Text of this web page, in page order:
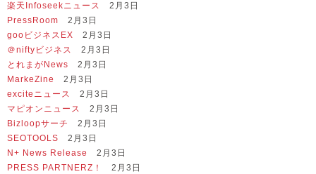
楽天Infoseekニュース
2月3日
PressRoom 2月3日
gooビジネスEX 2月3日
＠niftyビジネス
2月3日
とれまがNews 2月3日
MarkeZine
2月3日
exciteニュース
2月3日
マピオンニュース
2月3日
Bizloopサーチ
2月3日
SEOTOOLS 2月3日
N+ News Release
2月3日
PRESS PARTNERZ！
2月3日